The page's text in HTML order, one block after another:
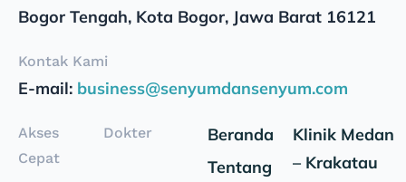
Bogor Tengah, Kota Bogor, Jawa Barat 16121
Kontak Kami
E-mail: business@senyumdansenyum.com
Akses
Cepat
Dokter
Beranda
Tentang
Klinik Medan
– Krakatau